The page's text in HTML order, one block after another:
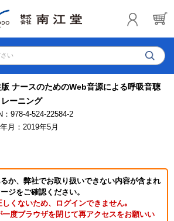
い
版 ナースのためのWeb音源による呼吸音聴
ーニング
：978-4-524-22584-2
月：2019年5月
か、弊社でお取り扱いできない内容が含まれ
ジをご確認ください。
くないため、ログインできません｡
度ブラウザを閉じて再アクセスをお願いい